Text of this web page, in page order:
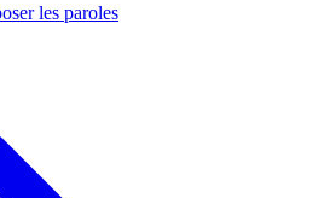
les paroles